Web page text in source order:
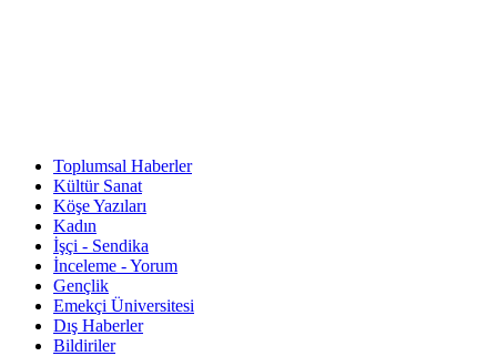
Toplumsal Haberler
Kültür Sanat
Köşe Yazıları
Kadın
İşçi - Sendika
İnceleme - Yorum
Gençlik
Emekçi Üniversitesi
Dış Haberler
Bildiriler